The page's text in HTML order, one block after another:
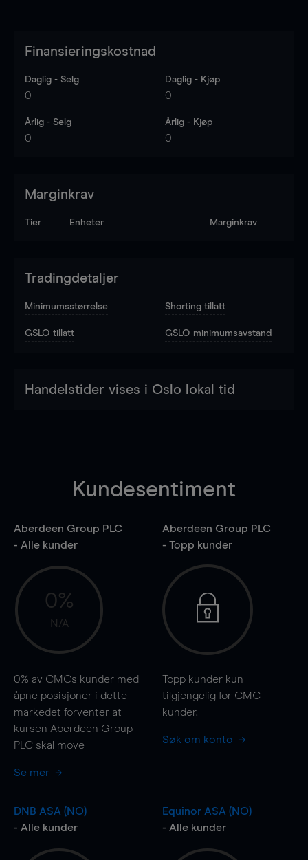
Finansieringskostnad
Daglig - Selg
0
Daglig - Kjøp
0
Årlig - Selg
0
Årlig - Kjøp
0
Marginkrav
Tier Enheter Marginkrav
Tradingdetaljer
Minimumsstørrelse Shorting tillatt
GSLO tillatt GSLO minimumsavstand
Handelstider vises i Oslo lokal tid
Kundesentiment
Aberdeen Group PLC
- Alle kunder
0%
N/A
0% av CMCs kunder med
åpne posisjoner i dette
markedet forventer at
kursen Aberdeen Group
PLC skal move
Se mer
Aberdeen Group PLC
- Topp kunder
Topp kunder kun
tilgjengelig for CMC
kunder.
Søk om konto
DNB ASA (NO)
- Alle kunder
Equinor ASA (NO)
- Alle kunder